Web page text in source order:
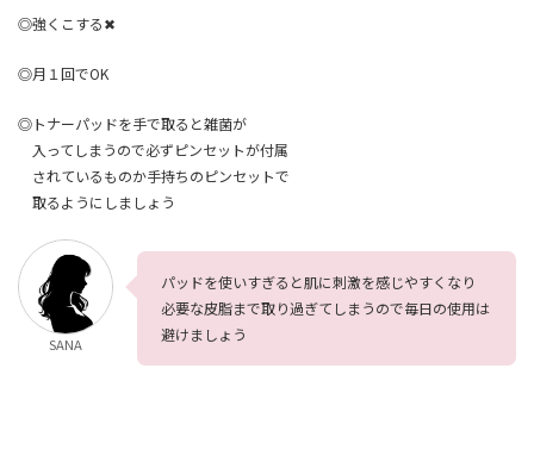
◎強くこする✖
◎月１回でOK
◎トナーパッドを手で取ると雑菌が
入ってしまうので必ずピンセットが付属
されているものか手持ちのピンセットで
取るようにしましょう
SANA
パッドを使いすぎると肌に刺激を感じやすくなり
必要な皮脂まで取り過ぎてしまうので毎日の使用は
避けましょう